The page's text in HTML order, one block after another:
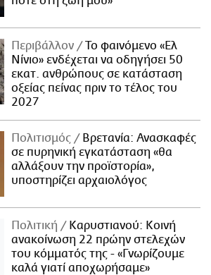
Περιβάλλον
Το φαινόμενο «Ελ
Νίνιο» ενδέχεται να οδηγήσει 50
εκατ. ανθρώπους σε κατάσταση
οξείας πείνας πριν το τέλος του
2027
Πολιτισμός
Βρετανία: Ανασκαφές
σε πυρηνική εγκατάσταση «θα
αλλάξουν την προϊστορία»,
υποστηρίζει αρχαιολόγος
Πολιτική
Καρυστιανού: Κοινή
ανακοίνωση 22 πρώην στελεχών
του κόμματός της - «Γνωρίζουμε
καλά γιατί αποχωρήσαμε»